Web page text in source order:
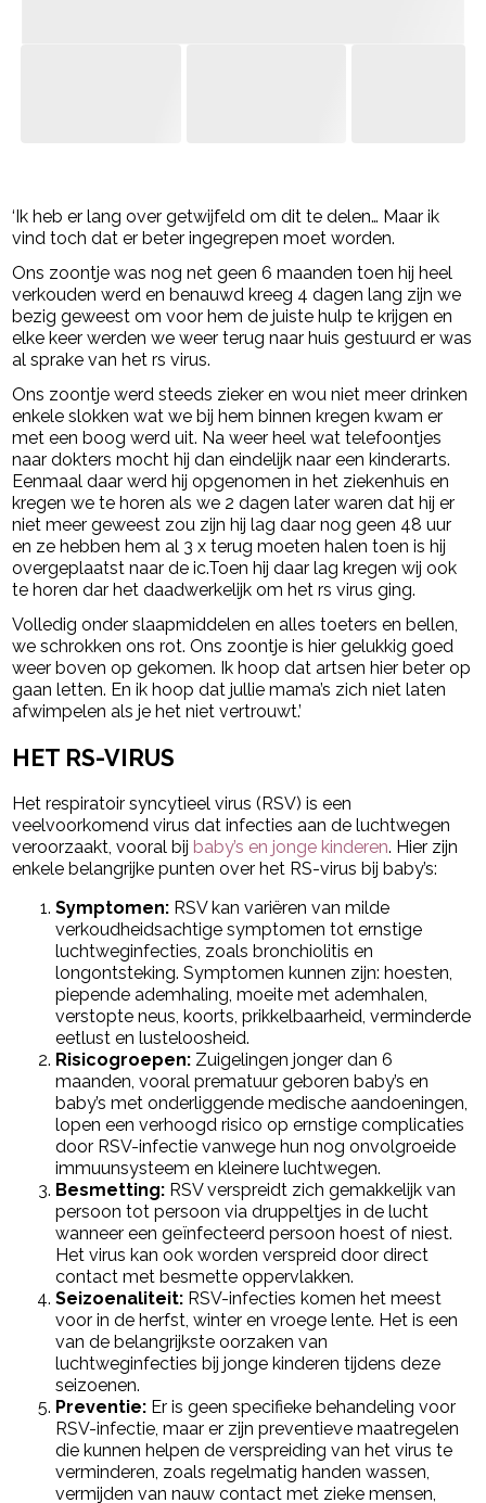
‘Ik heb er lang over getwijfeld om dit te delen… Maar ik
vind toch dat er beter ingegrepen moet worden.
Ons zoontje was nog net geen 6 maanden toen hij heel
verkouden werd en benauwd kreeg 4 dagen lang zijn we
bezig geweest om voor hem de juiste hulp te krijgen en
elke keer werden we weer terug naar huis gestuurd er was
al sprake van het rs virus.
Ons zoontje werd steeds zieker en wou niet meer drinken
enkele slokken wat we bij hem binnen kregen kwam er
met een boog werd uit. Na weer heel wat telefoontjes
naar dokters mocht hij dan eindelijk naar een kinderarts.
Eenmaal daar werd hij opgenomen in het ziekenhuis en
kregen we te horen als we 2 dagen later waren dat hij er
niet meer geweest zou zijn hij lag daar nog geen 48 uur
en ze hebben hem al 3 x terug moeten halen toen is hij
overgeplaatst naar de ic.Toen hij daar lag kregen wij ook
te horen dar het daadwerkelijk om het rs virus ging.
Volledig onder slaapmiddelen en alles toeters en bellen,
we schrokken ons rot. Ons zoontje is hier gelukkig goed
weer boven op gekomen. Ik hoop dat artsen hier beter op
gaan letten. En ik hoop dat jullie mama’s zich niet laten
afwimpelen als je het niet vertrouwt.’
HET RS-VIRUS
Het respiratoir syncytieel virus (RSV) is een
veelvoorkomend virus dat infecties aan de luchtwegen
veroorzaakt, vooral bij baby’s en jonge kinderen. Hier zijn
enkele belangrijke punten over het RS-virus bij baby’s:
Symptomen: RSV kan variëren van milde
verkoudheidsachtige symptomen tot ernstige
luchtweginfecties, zoals bronchiolitis en
longontsteking. Symptomen kunnen zijn: hoesten,
piepende ademhaling, moeite met ademhalen,
verstopte neus, koorts, prikkelbaarheid, verminderde
eetlust en lusteloosheid.
Risicogroepen: Zuigelingen jonger dan 6
maanden, vooral prematuur geboren baby’s en
baby’s met onderliggende medische aandoeningen,
lopen een verhoogd risico op ernstige complicaties
door RSV-infectie vanwege hun nog onvolgroeide
immuunsysteem en kleinere luchtwegen.
Besmetting: RSV verspreidt zich gemakkelijk van
persoon tot persoon via druppeltjes in de lucht
wanneer een geïnfecteerd persoon hoest of niest.
Het virus kan ook worden verspreid door direct
contact met besmette oppervlakken.
Seizoenaliteit: RSV-infecties komen het meest
voor in de herfst, winter en vroege lente. Het is een
van de belangrijkste oorzaken van
luchtweginfecties bij jonge kinderen tijdens deze
seizoenen.
Preventie: Er is geen specifieke behandeling voor
RSV-infectie, maar er zijn preventieve maatregelen
die kunnen helpen de verspreiding van het virus te
verminderen, zoals regelmatig handen wassen,
vermijden van nauw contact met zieke mensen,